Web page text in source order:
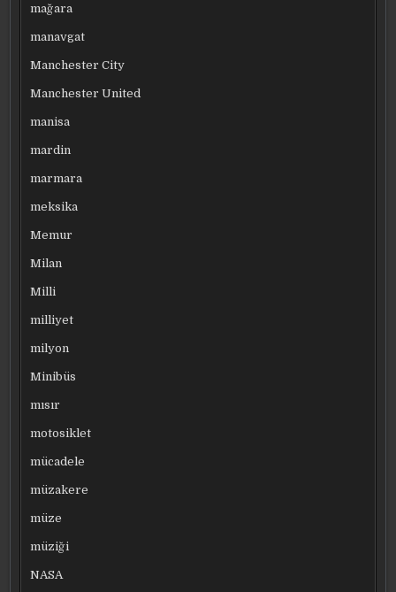
mağara
manavgat
Manchester City
Manchester United
manisa
mardin
marmara
meksika
Memur
Milan
Milli
milliyet
milyon
Minibüs
mısır
motosiklet
mücadele
müzakere
müze
müziği
NASA